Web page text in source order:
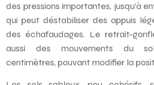
des pressions importantes, jusqu’à
qui peut déstabiliser des appuis
des échafaudages. Le retrait-
aussi des mouvements du
centimètres, pouvant modifier la